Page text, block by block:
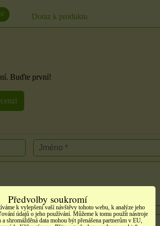
0 Dotaz k produktu
Buďte první!
Předvolby soukromí
k vylepšení vaší návštěvy tohoto webu, k analýze jeho
údajů o jeho používání. Můžeme k tomu použít nástroje
shromážděná data mohou být přenášena partnerům v EU,